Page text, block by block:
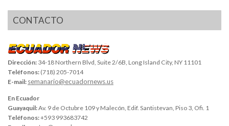
CONTACTO
Dirección: 34-18 Northern Blvd, Suite 2/6B, Long Island City, NY 11101
Teléfonos: (718) 205-7014
E-mail: semanario@ecuadornews.us
En Ecuador
Guayaquil:Av. 9 de Octubre 109 y Malecón, Edif. Santistevan, Piso 3, Ofi. 1
Teléfonos:+593 993683742